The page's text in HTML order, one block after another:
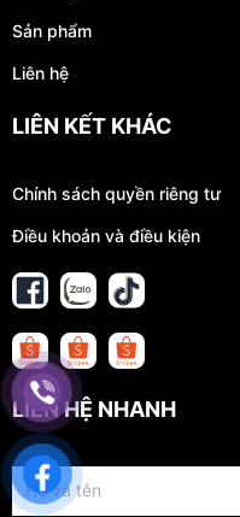
Sản phẩm
Liên hệ
LIÊN KẾT KHÁC
Chính sách quyền riêng tư
Điều khoản và điều kiện
LIÊN HỆ NHANH